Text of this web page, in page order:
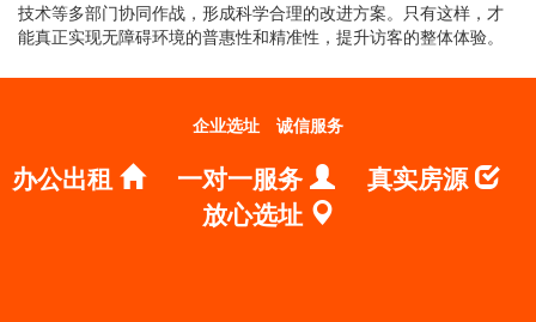
技术等多部门协同作战，形成科学合理的改进方案。只有这样，才
能真正实现无障碍环境的普惠性和精准性，提升访客的整体体验。
企业选址 诚信服务
办公出租 一对一服务
真实房源
放心选址